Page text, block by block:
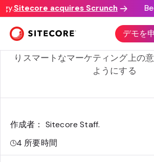
Sitecore acquires Scrunch
デモを
IDC MarketScape のデータ管理に関
顧客データプラットフォーム(CDP)
りスマートなマーケティング上の
ようにする
作成者： Sitecore Staff.
4 所要時間